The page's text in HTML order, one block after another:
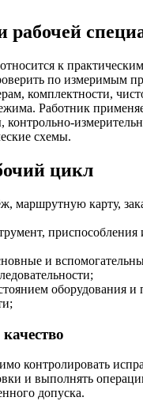
рабочей
к
по измеримым
комплектности,
Работник
схемы.
цикл
маршрутную карту,
приспособления
и
оборудования и
контролировать
и выполнять
допуска.